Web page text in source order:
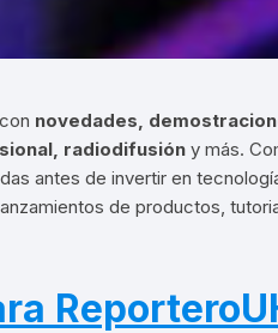
novedades,
radiodifusión y más.
antes de invertir en
de productos,